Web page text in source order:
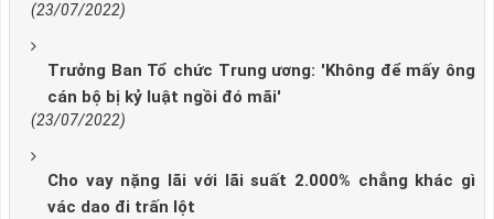
(23/07/2022)
Trưởng Ban Tổ chức Trung ương: 'Không để mấy ông
cán bộ bị kỷ luật ngồi đó mãi'
(23/07/2022)
Cho vay nặng lãi với lãi suất 2.000% chẳng khác gì
vác dao đi trấn lột